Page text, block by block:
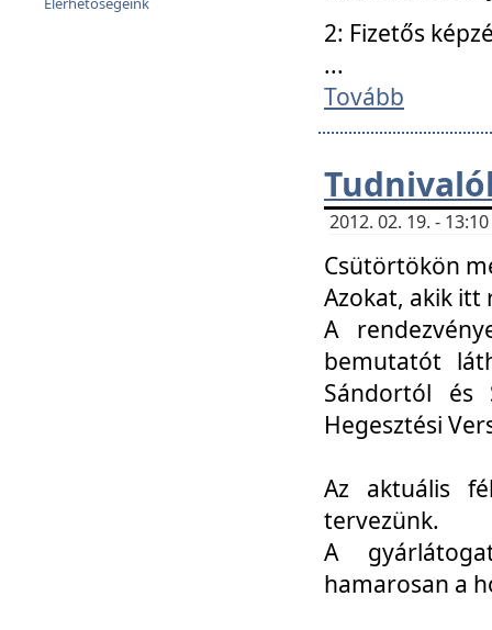
2: Fizetős
...
Tovább
2012. 02. 19. -
Csütörtökön
Azokat, akik itt
A
bemutatót
Sándortól és
Hegesztési
Az aktuális
tervezünk.
A
hamarosan a